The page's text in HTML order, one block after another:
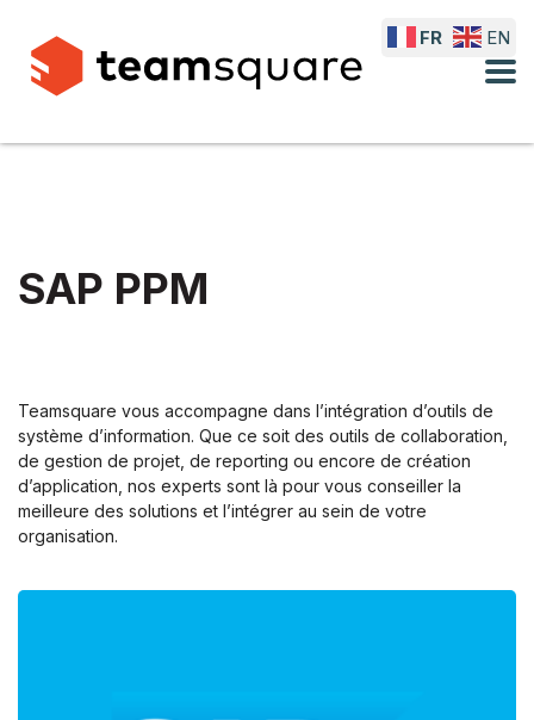
SAP PPM
Teamsquare vous accompagne dans l’intégration d’outils de
système d’information. Que ce soit des outils de collaboration,
de gestion de projet, de reporting ou encore de création
d’application, nos experts sont là pour vous conseiller la
meilleure des solutions et l’intégrer au sein de votre
organisation.
FR EN